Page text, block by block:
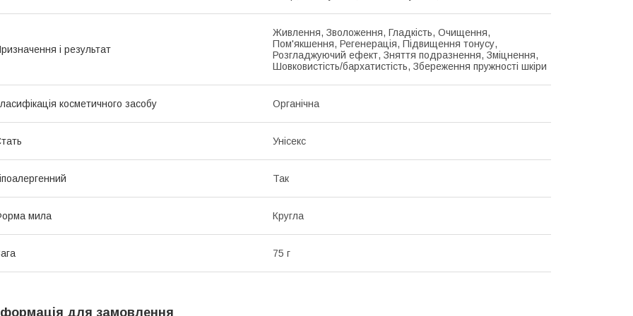
і результат
Живлення, Зволоження, Гладкість, Очищення,
Пом'якшення, Регенерація, Підвищення тонусу,
Розгладжуючий ефект, Зняття подразнення, Зміцнення,
Шовковистість/бархатистість, Збереження пружності шкіри
косметичного засобу Органічна
Унісекс
Так
мила Кругла
75 г
для замовлення